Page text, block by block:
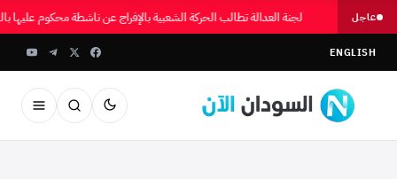
عاجل لجنة العدالة تطالب الحركة الشعبية بالإفراج عن ناشطة محكوم عليها
ENGLISH